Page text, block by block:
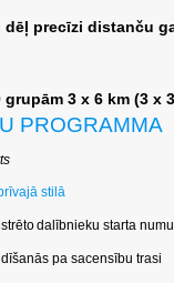
dēļ precīzi distanču
grupām 3 x 6 km (3 x
PROGRAMMA
stilā
dalībnieku starta
pa sacensību trasi